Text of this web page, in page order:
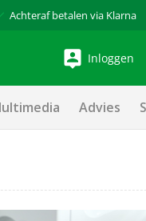
Achteraf betalen via Klarna
Inloggen
Advies